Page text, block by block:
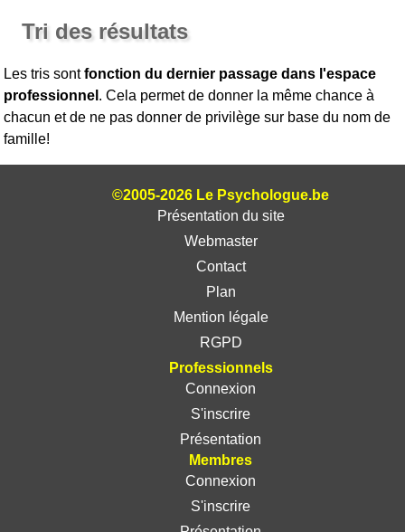
Tri des résultats
Les tris sontfonction du dernier passage dans l'espace
professionnel . Cela permet de donner la même chance à
chacun et de ne pas donner de privilège sur base du nom de
famille!
©2005-2026 Le Psychologue.be
Présentation du site
Webmaster
Contact
Plan
Mention légale
RGPD
Professionnels
Connexion
S'inscrire
Présentation
Membres
Connexion
S'inscrire